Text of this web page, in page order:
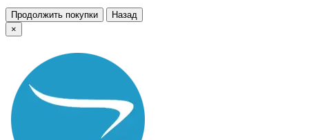
Продолжить покупки
Назад
×